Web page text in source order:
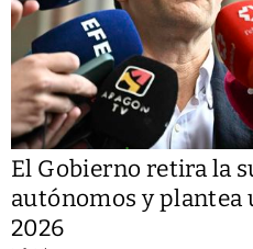
El Gobierno retira la
autónomos y plantea
2026